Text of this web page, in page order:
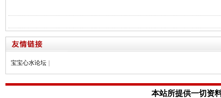
宝宝心水论坛
本站所提供一切资